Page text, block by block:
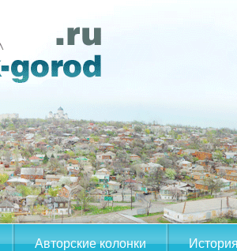
Авторские колонки